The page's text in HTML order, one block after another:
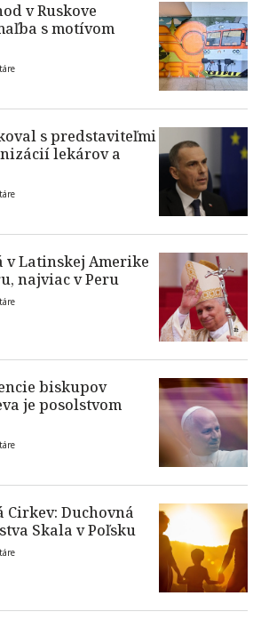
v Ruskove
s motívom
s predstaviteľmi
lekárov a
v Latinskej Amerike
najviac v Peru
biskupov
je posolstvom
Cirkev: Duchovná
Skala v Poľsku